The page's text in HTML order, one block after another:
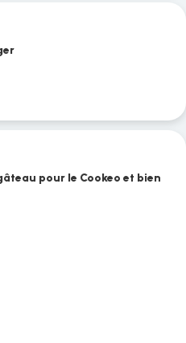
pour le Cookeo et bien